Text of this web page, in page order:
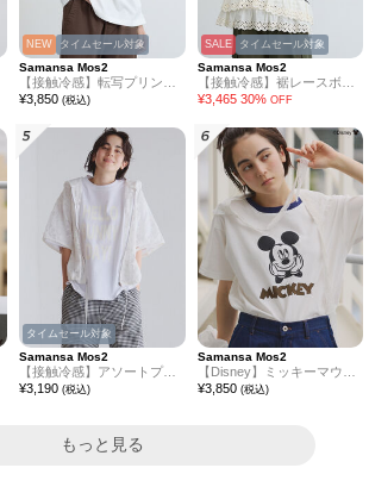
NEW タイムセール対象
Samansa Mos2
¥3,850 (税込)
SALE タイムセール対象
Samansa Mos2
¥3,465 30% OFF
タイムセール対象
Samansa Mos2
【接触冷感】アソートプリントTシャツ
¥3,190 (税込)
Samansa Mos2
【Disney】ミッキーマウス/リンガーTシャツ
¥3,850 (税込)
もっと見る